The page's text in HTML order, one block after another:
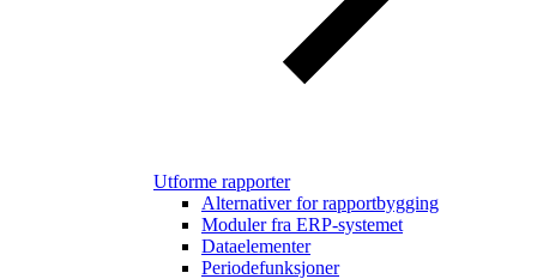
Utforme rapporter
Alternativer for rapportbygging
Moduler fra ERP-systemet
Dataelementer
Periodefunksjoner